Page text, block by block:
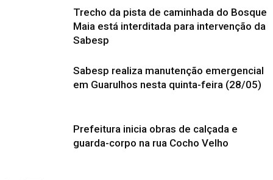
Trecho da pista de caminhada do Bosque
Maia está interditada para intervenção da
Sabesp
Sabesp realiza manutenção emergencial
em Guarulhos nesta quinta-feira (28/05)
Prefeitura inicia obras de calçada e
guarda-corpo na rua Cocho Velho